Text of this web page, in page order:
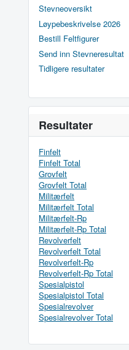
Stevneoversikt
Løypebeskrivelse 2026
Bestill Feltfigurer
Send inn Stevneresultat
Tidligere resultater
Resultater
Finfelt
Finfelt Total
Grovfelt
Grovfelt Total
Militærfelt
Militærfelt Total
Militærfelt-Rp
Militærfelt-Rp Total
Revolverfelt
Revolverfelt Total
Revolverfelt-Rp
Revolverfelt-Rp Total
Spesialpistol
Spesialpistol Total
Spesialrevolver
Spesialrevolver Total